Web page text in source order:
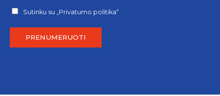
Sutinku su „Privatumo politika“
PRENUMERUOTI